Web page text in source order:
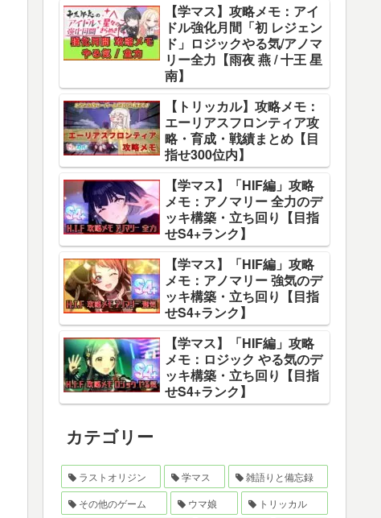
【学マス】攻略メモ：アイ
ドル強化月間「初 レジェン
ド」ロジックやる気/アノマ
リー全力【雨夜 燕 / 十王 星
南】
【トリッカル】攻略メモ：
エーリアスフロンティア攻
略・育成・戦績まとめ【目
指せ300位内】
【学マス】「HIF編」攻略
メモ：アノマリー 全力のデ
ッキ構築・立ち回り【目指
せS4+ランク】
【学マス】「HIF編」攻略
メモ：アノマリー 強気のデ
ッキ構築・立ち回り【目指
せS4+ランク】
【学マス】「HIF編」攻略
メモ：ロジック やる気のデ
ッキ構築・立ち回り【目指
せS4+ランク】
カテゴリー
ラストオリジン 学マス
雑語りと備忘録
その他のゲーム
ウマ娘
トリッカル